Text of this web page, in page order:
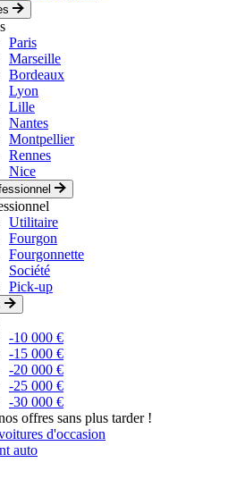
Paris
Marseille
Bordeaux
Lyon
Lille
Nantes
Montpellier
Rennes
Nice
Utilitaire
Fourgon
Fourgonnette
Société
Pick-up
-10 000 €
-15 000 €
-20 000 €
-25 000 €
-30 000 €
offres sans plus tarder !
d'occasion
auto